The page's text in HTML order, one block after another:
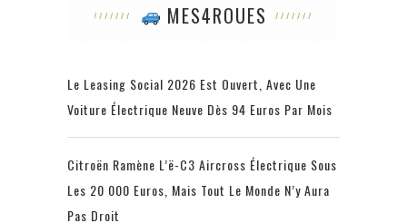
MES4ROUES
Le Leasing Social 2026 Est Ouvert, Avec Une
Voiture Électrique Neuve Dès 94 Euros Par Mois
Citroën Ramène L’ë-C3 Aircross Électrique Sous
Les 20 000 Euros, Mais Tout Le Monde N’y Aura
Pas Droit